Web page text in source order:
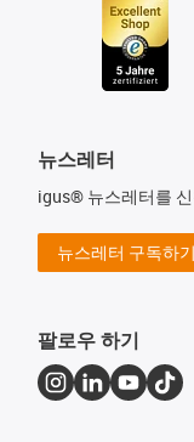
뉴스레터
igus® 뉴스레터를
뉴스레터 구독하기
팔로우 하기